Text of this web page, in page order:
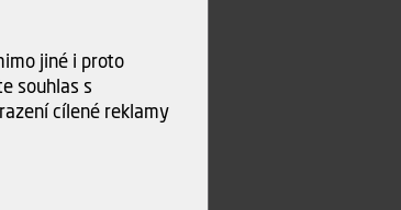
jiné i proto
souhlas s
cílené reklamy